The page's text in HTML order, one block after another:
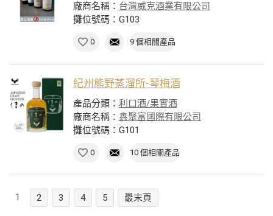
廠商名稱： 台灣威克酒業有限公司
攤位號碼：G103
0 9 個相關產品
紀州熊野蒸溜所-琴梅酒
產品分類： 利口酒/果實酒
廠商名稱： 鑫聚富國際有限公司
攤位號碼：G101
0 10 個相關產品
1 2 3 4 5 最末頁